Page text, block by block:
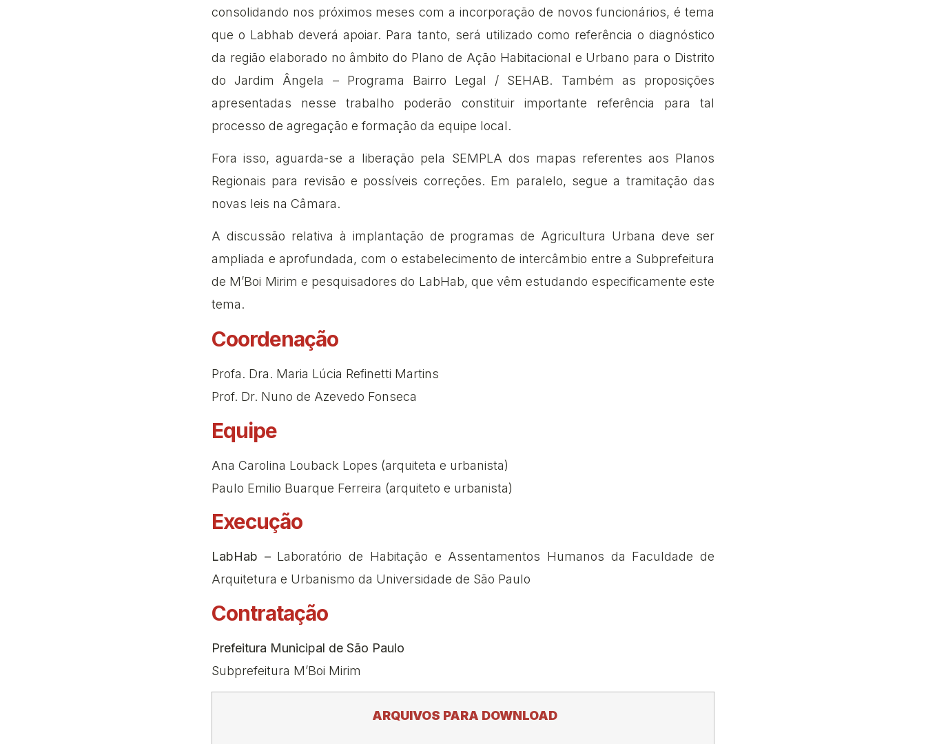
consolidando nos próximos meses com a incorporação de novos funcionários, é tema
que o Labhab deverá apoiar. Para tanto, será utilizado como referência o diagnóstico
da região elaborado no âmbito do Plano de Ação Habitacional e Urbano para o Distrito
do Jardim Ângela – Programa Bairro Legal / SEHAB. Também as proposições
apresentadas nesse trabalho poderão constituir importante referência para tal
processo de agregação e formação da equipe local.
Fora isso, aguarda-se a liberação pela SEMPLA dos mapas referentes aos Planos
Regionais para revisão e possíveis correções. Em paralelo, segue a tramitação das
novas leis na Câmara.
A discussão relativa à implantação de programas de Agricultura Urbana deve ser
ampliada e aprofundada, com o estabelecimento de intercâmbio entre a Subprefeitura
de M’Boi Mirim e pesquisadores do LabHab, que vêm estudando especificamente este
tema.
Coordenação
Profa. Dra. Maria Lúcia Refinetti Martins
Prof. Dr. Nuno de Azevedo Fonseca
Equipe
Ana Carolina Louback Lopes (arquiteta e urbanista)
Paulo Emilio Buarque Ferreira (arquiteto e urbanista)
Execução
LabHab – Laboratório de Habitação e Assentamentos Humanos da Faculdade de
Arquitetura e Urbanismo da Universidade de São Paulo
Contratação
Prefeitura Municipal de São Paulo
Subprefeitura M’Boi Mirim
ARQUIVOS PARA DOWNLOAD